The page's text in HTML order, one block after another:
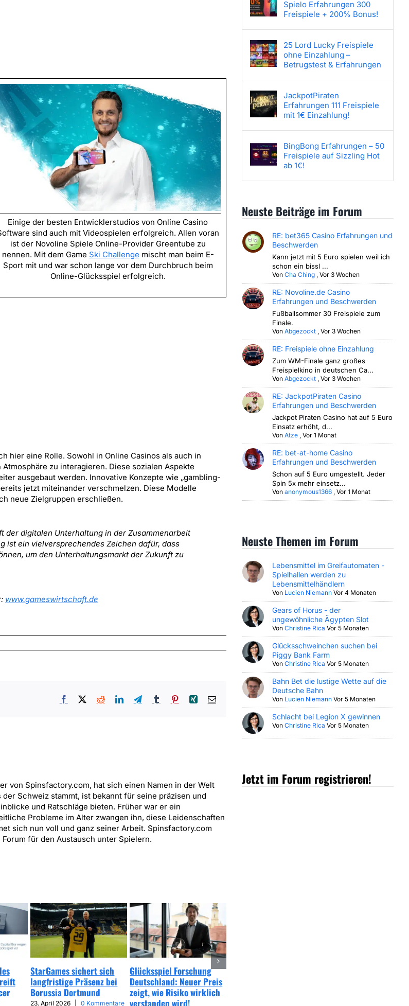
Einige der besten Entwicklerstudios von Online Casino
sind auch mit Videospielen erfolgreich. Allen voran
ist der Novoline Spiele Online-Provider Greentube zu
nennen. Mit dem Game Ski Challenge mischt man beim E-
Sport mit und war schon lange vor dem Durchbruch beim
Online-Glücksspiel erfolgreich.
hier eine Rolle. Sowohl in Online Casinos als auch in
zu interagieren. Diese sozialen Aspekte
ausgebaut werden. Innovative Konzepte wie „gambling-
jetzt miteinander verschmelzen. Diese Modelle
neue Zielgruppen erschließen.
der digitalen Unterhaltung in der Zusammenarbeit
ist ein vielversprechendes Zeichen dafür, dass
um den Unterhaltungsmarkt der Zukunft zu
www.gameswirtschaft.de
Facebook
X RedditLinkedInTelegramTumblrPinterestXing E-
von Spinsfactory.com, hat sich einen Namen in der Welt
Schweiz stammt, ist bekannt für seine präzisen und
und Ratschläge bieten. Früher war er ein
Probleme im Alter zwangen ihn, diese Leidenschaften
sich nun voll und ganz seiner Arbeit. Spinsfactory.com
für den Austausch unter Spielern.
StarGames sichert sich
langfristige Präsenz bei
Borussia Dortmund
23. April 2026 0 Kommentare
Glücksspiel Forschung
Deutschland: Neuer Preis
zeigt, wie Risiko wirklich
verstanden wird!
Spielo Erfahrungen 300
Freispiele + 200% Bonus!
25 Lord Lucky Freispiele
ohne Einzahlung –
Betrugstest & Erfahrungen
JackpotPiraten
Erfahrungen 111 Freispiele
mit 1€ Einzahlung!
BingBong Erfahrungen – 50
Freispiele auf Sizzling Hot
ab 1€!
Neuste Beiträge im Forum
RE: bet365 Casino Erfahrungen und
Beschwerden
Kann jetzt mit 5 Euro spielen weil ich
schon ein bissl ...
VonCha Ching ,Vor 3 Wochen
RE: Novoline.de Casino
Erfahrungen und Beschwerden
Fußballsommer 30 Freispiele zum
Finale.
VonAbgezockt ,Vor 3 Wochen
RE: Freispiele ohne Einzahlung
Zum WM-Finale ganz großes
Freispielkino in deutschen Ca...
VonAbgezockt ,Vor 3 Wochen
RE: JackpotPiraten Casino
Erfahrungen und Beschwerden
Jackpot Piraten Casino hat auf 5 Euro
Einsatz erhöht, d...
VonAtze ,Vor 1 Monat
RE: bet-at-home Casino
Erfahrungen und Beschwerden
Schon auf 5 Euro umgestellt. Jeder
Spin 5x mehr einsetz...
Vonanonymous1366 ,Vor 1 Monat
Neuste Themen im Forum
Lebensmittel im Greifautomaten -
Spielhallen werden zu
Lebensmittelhändlern
Von Lucien Niemann Vor 4 Monaten
Gears of Horus - der
ungewöhnliche Ägypten Slot
VonChristine Rica Vor 5 Monaten
Glücksschweinchen suchen bei
Piggy Bank Farm
VonChristine Rica Vor 5 Monaten
Bahn Bet die lustige Wette auf die
Deutsche Bahn
Von Lucien Niemann Vor 5 Monaten
Schlacht bei Legion X gewinnen
VonChristine Rica Vor 5 Monaten
Jetzt im Forum registrieren!